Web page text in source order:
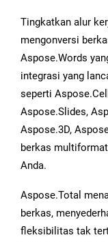
Tingkatkan alur
mengonversi
Aspose.Words
integrasi yang
seperti
Aspose.Slides,
Aspose.3D,
berkas
Anda.
Aspose.Total
berkas,
fleksibilitas tak